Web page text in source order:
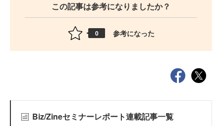
この記事は参考になりましたか？
0 参考になった
Biz/Zineセミナーレポート連載記事一覧